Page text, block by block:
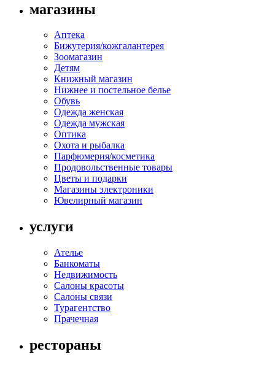
магазины
Аптека
Бижутерия/кожгалантерея
Зоомагазин
Детям
Книжный магазин
Нижнее и постельное белье
Обувь
Одежда женская
Одежда мужская
Оптика
Охота и рыбалка
Парфюмерия/косметика
Продовольственные товары
Цветы и подарки
Магазины электроники
Ювелирный магазин
услуги
Ателье
Банкоматы
Недвижимость
Салоны красоты
Салоны связи
Турагентство
Прачечная
рестораны